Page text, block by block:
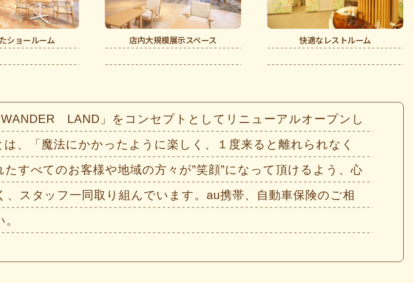
ショールーム 店内大規模展示スペース 快適なレストルーム
LAND」をコンセプトとしてリニューアルオープンし
、「魔法にかかったように楽しく、１度来ると離れられなく
すべてのお客様や地域の方々が”笑顔”になって頂けるよう、心
スタッフ一同取り組んでいます。au携帯、自動車保険のご相